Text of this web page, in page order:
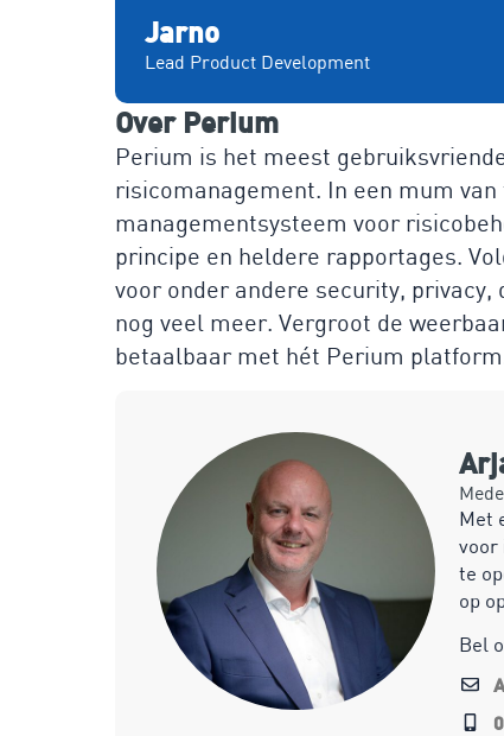
Jarno
Lead Product Development
Over Perium
Perium is het meest
risicomanagement. In een mum
managementsysteem voor
principe en heldere rapportages.
voor onder andere security,
nog veel meer. Vergroot de
betaalbaar met hét Perium
Met
voor
te
op
Bel